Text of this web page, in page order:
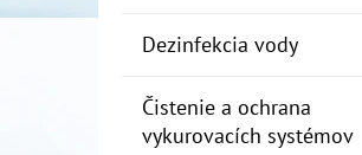
Dezinfekcia vody
Čistenie a ochrana
vykurovacích systémov